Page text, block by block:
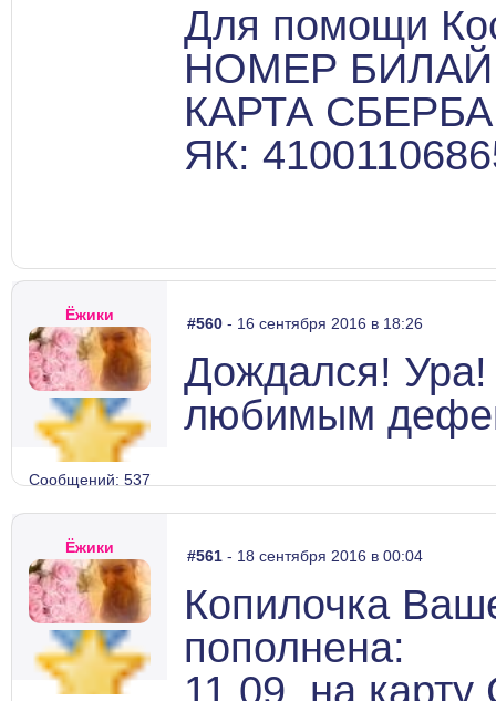
Для помощи
НОМЕР
КАРТА
ЯК:
Ёжики
Сообщений: 537
#560 - 16 сентября 2016 в 18:26
Дождался! Ура!
любимым
Ёжики #561 - 18 сентября 2016 в 00:04
Копилочка
пополнена:
11.09. на